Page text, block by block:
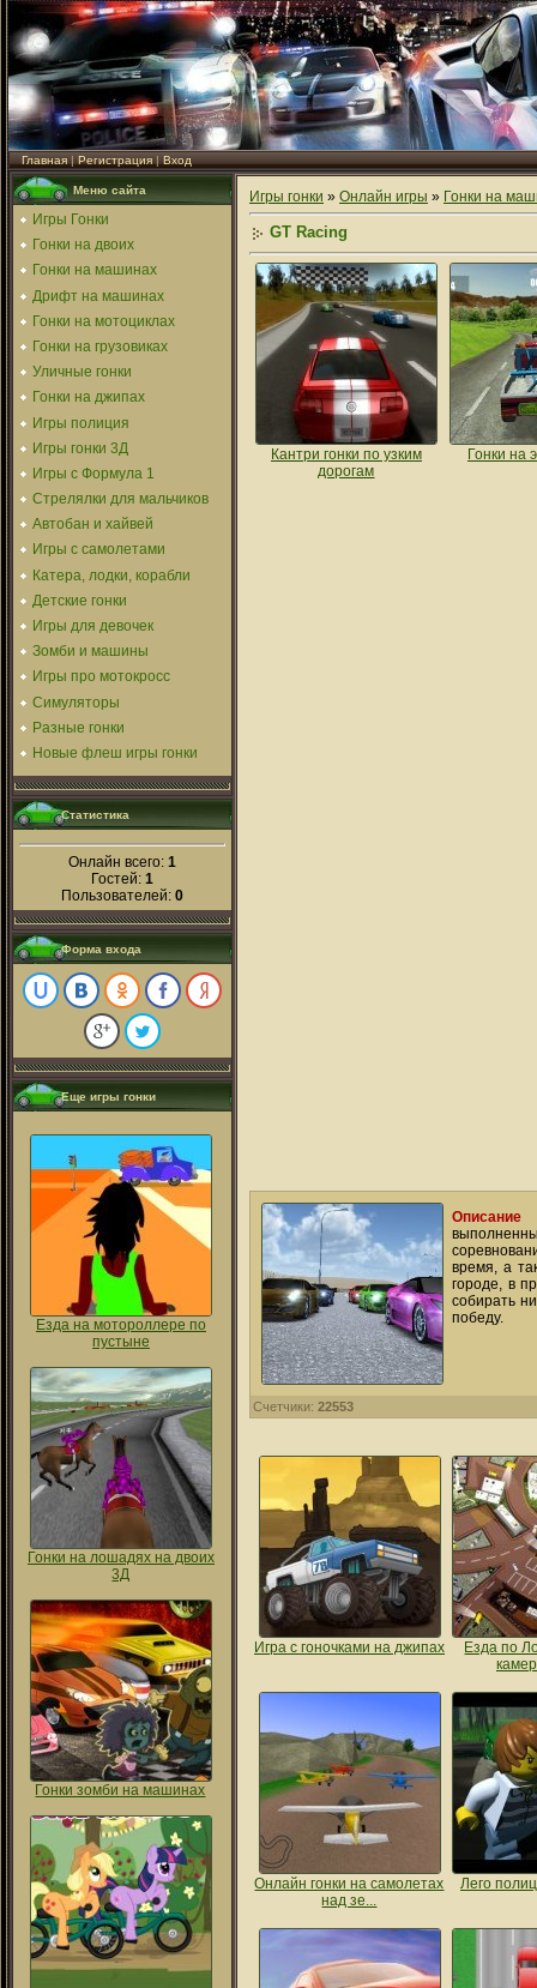
Главная | Регистрация | Вход
Меню сайта
Игры Гонки
Гонки на двоих
Гонки на машинах
Дрифт на машинах
Гонки на мотоциклах
Гонки на грузовиках
Уличные гонки
Гонки на джипах
Игры полиция
Игры гонки 3Д
Игры с Формула 1
Стрелялки для мальчиков
Автобан и хайвей
Игры с самолетами
Катера, лодки, корабли
Детские гонки
Игры для девочек
Зомби и машины
Игры про мотокросс
Симуляторы
Разные гонки
Новые флеш игры гонки
Статистика
Онлайн всего: 1
Гостей: 1
Пользователей: 0
Форма входа
Еще игры гонки
Езда на мотороллере по
пустыне
Гонки на лошадях на двоих
3Д
Гонки зомби на машинах
Игры гонки » Онлайн игры » Гонки на
GT Racing
Кантри гонки по узким
дорогам
Гонки на
Описание
время, а
городе, в
собирать
победу.
Счетчики: 22553
Игра с гоночками на джипах
Езда по
Онлайн гонки на самолетах
над зе...
Лего